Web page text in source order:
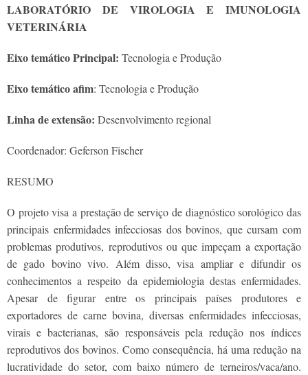
LABORATÓRIO DE VIROLOGIA E IMUNOLOGIA
VETERINÁRIA
Eixo temático Principal: Tecnologia e Produção
Eixo temático afim: Tecnologia e Produção
Linha de extensão: Desenvolvimento regional
Coordenador: Geferson Fischer
RESUMO
O projeto visa a prestação de serviço de diagnóstico sorológico das
principais enfermidades infecciosas dos bovinos, que cursam com
problemas produtivos, reprodutivos ou que impeçam a exportação
de gado bovino vivo. Além disso, visa ampliar e difundir os
conhecimentos a respeito da epidemiologia destas enfermidades.
Apesar de figurar entre os principais países produtores e
exportadores de carne bovina, diversas enfermidades infecciosas,
virais e bacterianas, são responsáveis pela redução nos índices
reprodutivos dos bovinos. Como consequência, há uma redução na
lucratividade do setor, com baixo número de terneiros/vaca/ano.